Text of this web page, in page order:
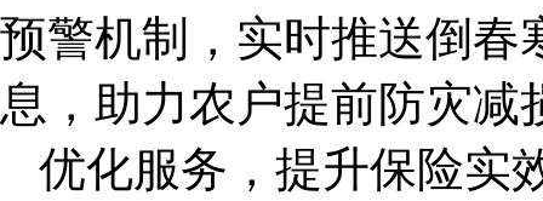
预警机制，实时推送倒春
息，助力农户提前防灾减
优化服务，提升保险实